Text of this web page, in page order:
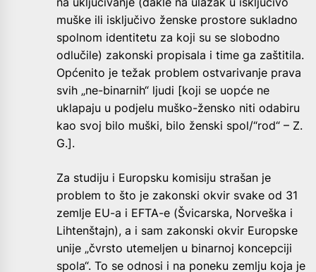
muške ili isključivo ženske prostore sukladno
spolnom identitetu za koji su se slobodno
odlučile) zakonski propisala i time ga zaštitila.
Općenito je težak problem ostvarivanje prava
svih „ne-binarnih“ ljudi [koji se uopće ne
uklapaju u podjelu muško-žensko niti odabiru
kao svoj bilo muški, bilo ženski spol/“rod“ – Z.
G.].
Za studiju i Europsku komisiju strašan je
problem to što je zakonski okvir svake od 31
zemlje EU-a i EFTA-e (Švicarska, Norveška i
Lihtenštajn), a i sam zakonski okvir Europske
unije „čvrsto utemeljen u binarnoj koncepciji
spola“. To se odnosi i na poneku zemlju koja je